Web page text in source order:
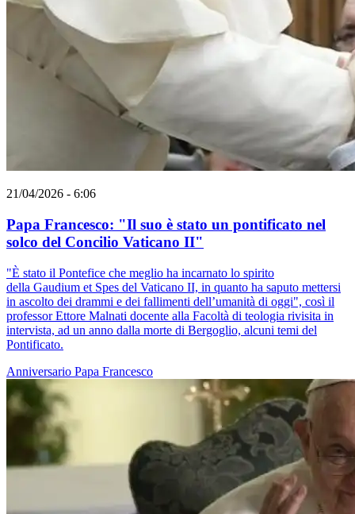
21/04/2026 - 6:06
Papa Francesco: "Il suo è stato un pontificato nel
solco del Concilio Vaticano II"
"È stato il Pontefice che meglio ha incarnato lo spirito
della Gaudium et Spes del Vaticano II, in quanto ha saputo mettersi
in ascolto dei drammi e dei fallimenti dell’umanità di oggi", così il
professor Ettore Malnati docente alla Facoltà di teologia rivisita in
intervista, ad un anno dalla morte di Bergoglio, alcuni temi del
Pontificato.
Anniversario Papa Francesco